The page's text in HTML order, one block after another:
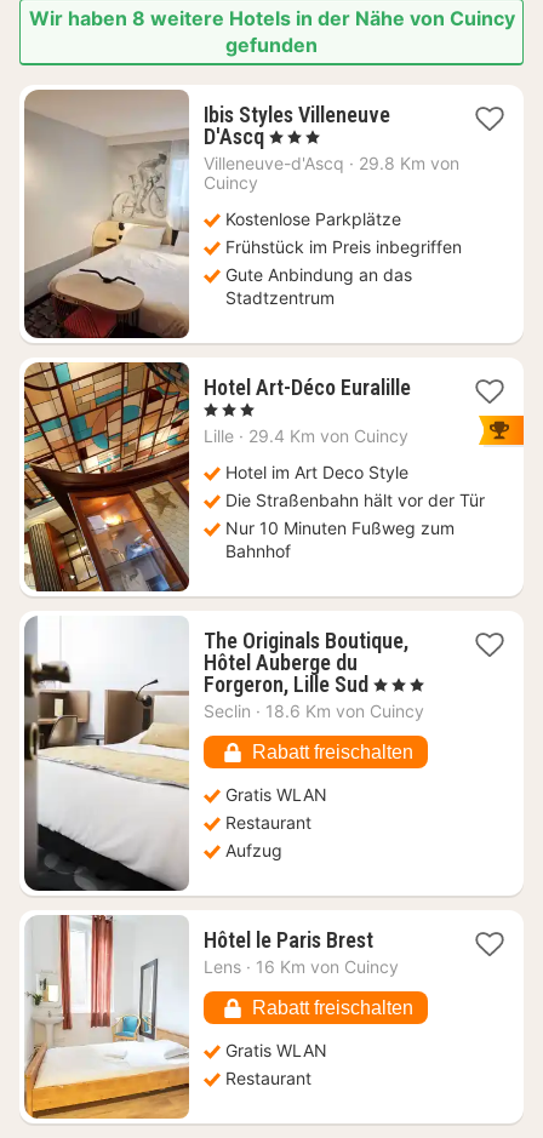
Wir haben 8 weitere Hotels in der Nähe von Cuincy
gefunden
Ibis Styles Villeneuve
D'Ascq2
Nächte
€
, 3 Sterne
Villeneuve-d'Ascq · 29.8 Km von
Cuincy
Kostenlose Parkplätze
Frühstück im Preis inbegriffen
Gute Anbindung an das
Stadtzentrum
Hotel Art-Déco Euralille1
, 3 Sterne
Lille · 29.4 Km von Cuincy
Hotel im Art Deco Style
Die Straßenbahn hält vor der Tür
Nur 10 Minuten Fußweg zum
Bahnhof
The Originals Boutique,
Hôtel Auberge du
Forgeron, Lille Sud 1
Nacht
79,27
€
, 3 Sterne
Seclin · 18.6 Km von Cuincy
Rabatt freischalten
Gratis WLAN
Restaurant
Aufzug
Hôtel le Paris Brest1
Nacht
ab
47,11
€
Lens · 16 Km von Cuincy
Rabatt freischalten
Gratis WLAN
Restaurant